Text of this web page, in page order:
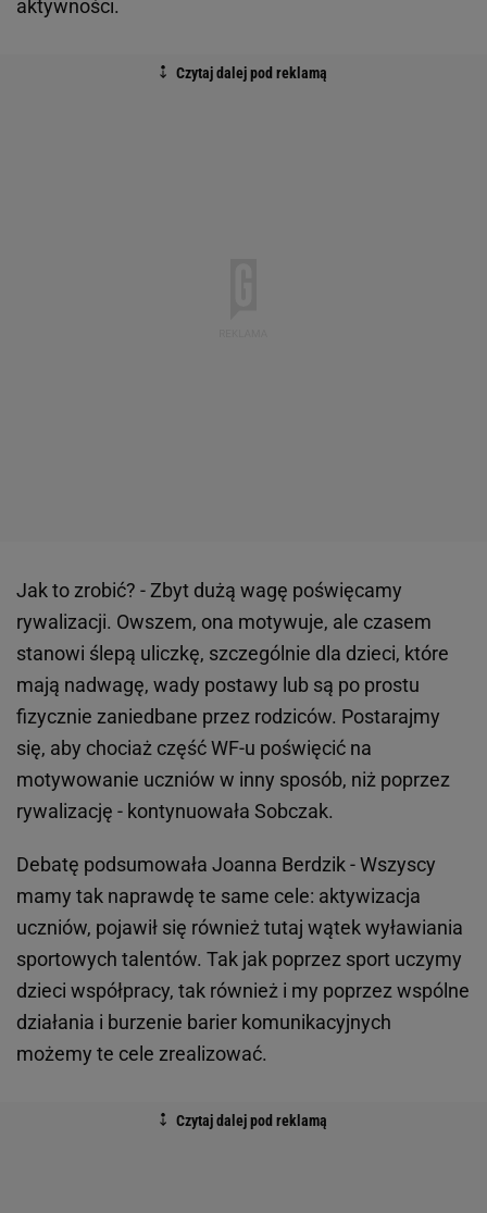
aktywności.
Jak to zrobić? - Zbyt dużą wagę poświęcamy
rywalizacji. Owszem, ona motywuje, ale czasem
stanowi ślepą uliczkę, szczególnie dla dzieci, które
mają nadwagę, wady postawy lub są po prostu
fizycznie zaniedbane przez rodziców. Postarajmy
się, aby chociaż część WF-u poświęcić na
motywowanie uczniów w inny sposób, niż poprzez
rywalizację - kontynuowała Sobczak.
Debatę podsumowała Joanna Berdzik - Wszyscy
mamy tak naprawdę te same cele: aktywizacja
uczniów, pojawił się również tutaj wątek wyławiania
sportowych talentów. Tak jak poprzez sport uczymy
dzieci współpracy, tak również i my poprzez wspólne
działania i burzenie barier komunikacyjnych
możemy te cele zrealizować.